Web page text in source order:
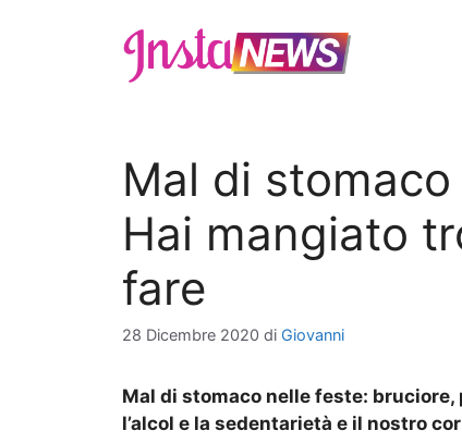
Mal di
Hai mangiato
fare
28 Dicembre 2020 di Giovanni
Mal di stomaco nelle feste:
l’alcol e la sedentarietà e il nostro